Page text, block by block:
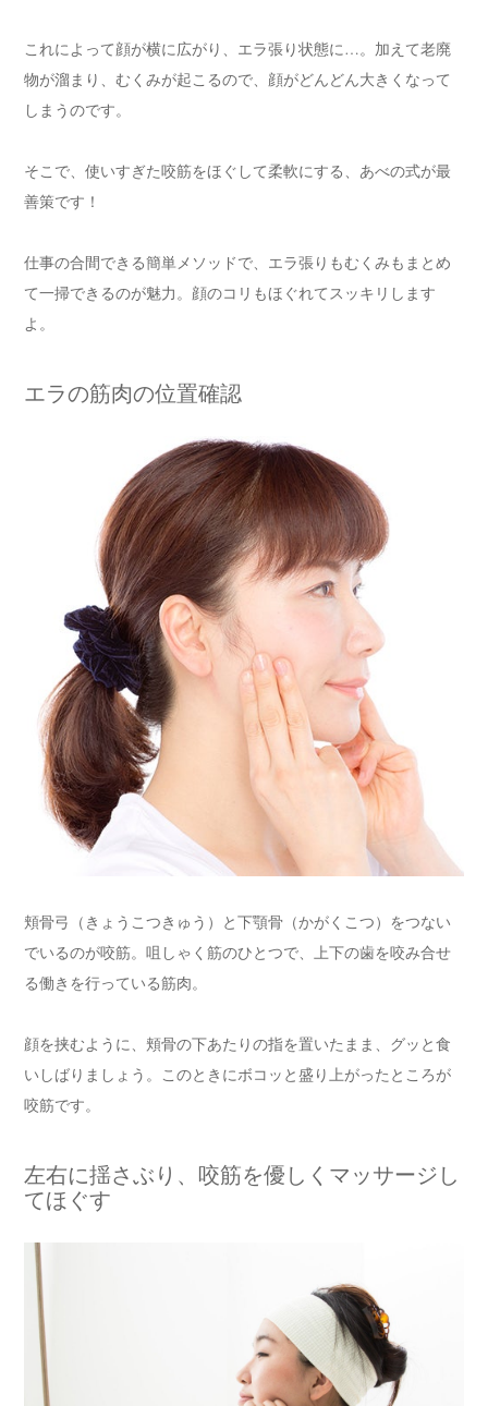
これによって顔が横に広がり、エラ張り状態に…。加えて老廃
物が溜まり、むくみが起こるので、顔がどんどん大きくなって
しまうのです。
そこで、使いすぎた咬筋をほぐして柔軟にする、あべの式が最
善策です！
仕事の合間できる簡単メソッドで、エラ張りもむくみもまとめ
て一掃できるのが魅力。顔のコリもほぐれてスッキリします
よ。
エラの筋肉の位置確認
頬骨弓（きょうこつきゅう）と下顎骨（かがくこつ）をつない
でいるのが咬筋。咀しゃく筋のひとつで、上下の歯を咬み合せ
る働きを行っている筋肉。
顔を挟むように、頬骨の下あたりの指を置いたまま、グッと食
いしばりましょう。このときにボコッと盛り上がったところが
咬筋です。
左右に揺さぶり、咬筋を優しくマッサージし
てほぐす